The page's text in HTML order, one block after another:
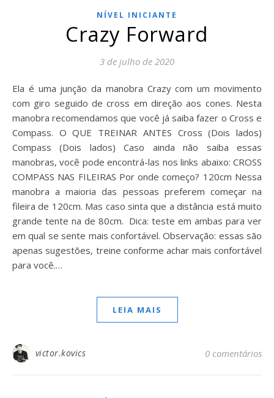
NÍVEL INICIANTE
Crazy Forward
3 de julho de 2020
Ela é uma junção da manobra Crazy com um movimento
com giro seguido de cross em direção aos cones. Nesta
manobra recomendamos que você já saiba fazer o Cross e
Compass. O QUE TREINAR ANTES Cross (Dois lados)
Compass (Dois lados) Caso ainda não saiba essas
manobras, você pode encontrá-las nos links abaixo: CROSS
COMPASS NAS FILEIRAS Por onde começo? 120cm Nessa
manobra a maioria das pessoas preferem começar na
fileira de 120cm. Mas caso sinta que a distância está muito
grande tente na de 80cm. Dica: teste em ambas para ver
em qual se sente mais confortável. Observação: essas são
apenas sugestões, treine conforme achar mais confortável
para você.…
LEIA MAIS
victor.kovics 0 comentários